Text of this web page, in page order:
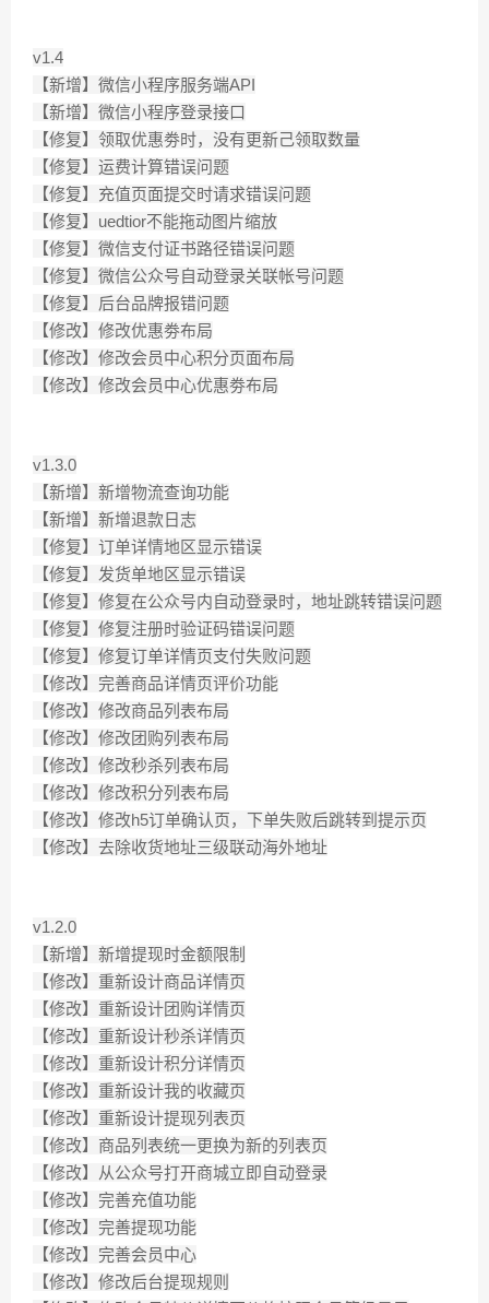
v1.4
【新增】微信小程序服务端API
【新增】微信小程序登录接口
【修复】领取优惠劵时，没有更新己领取数量
【修复】运费计算错误问题
【修复】充值页面提交时请求错误问题
【修复】uedtior不能拖动图片缩放
【修复】微信支付证书路径错误问题
【修复】微信公众号自动登录关联帐号问题
【修复】后台品牌报错问题
【修改】修改优惠劵布局
【修改】修改会员中心积分页面布局
【修改】修改会员中心优惠劵布局
v1.3.0
【新增】新增物流查询功能
【新增】新增退款日志
【修复】订单详情地区显示错误
【修复】发货单地区显示错误
【修复】修复在公众号内自动登录时，地址跳转错误问题
【修复】修复注册时验证码错误问题
【修复】修复订单详情页支付失败问题
【修改】完善商品详情页评价功能
【修改】修改商品列表布局
【修改】修改团购列表布局
【修改】修改秒杀列表布局
【修改】修改积分列表布局
【修改】修改h5订单确认页，下单失败后跳转到提示页
【修改】去除收货地址三级联动海外地址
v1.2.0
【新增】新增提现时金额限制
【修改】重新设计商品详情页
【修改】重新设计团购详情页
【修改】重新设计秒杀详情页
【修改】重新设计积分详情页
【修改】重新设计我的收藏页
【修改】重新设计提现列表页
【修改】商品列表统一更换为新的列表页
【修改】从公众号打开商城立即自动登录
【修改】完善充值功能
【修改】完善提现功能
【修改】完善会员中心
【修改】修改后台提现规则